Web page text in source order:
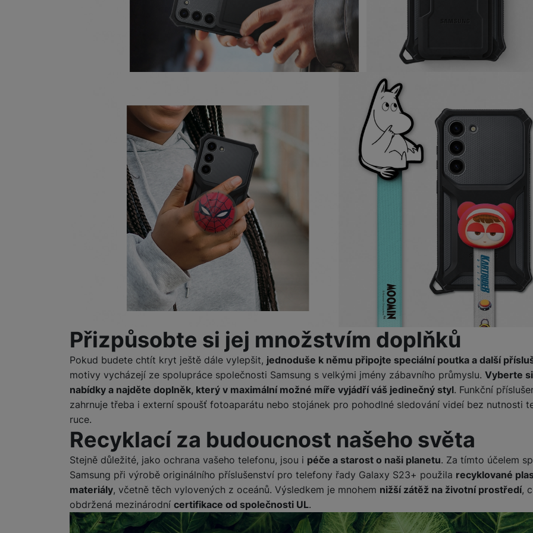
Marketingové cookies používáme my nebo naši partneři, abychom vám mohli zobrazit
na našich stránkách, tak na stránkách třetích stran.
Přizpůsobte si jej množstvím doplňků
Pokud budete chtít kryt ještě dále vylepšit, jednoduše k němu připojte speciální poutka a další
motivy vycházejí ze spolupráce společnosti Samsung s velkými jmény zábavního průmyslu. Vyberte
nabídky a najděte doplněk, který v maximální možné míře vyjádří váš jedinečný styl. Funkční
zahrnuje třeba i externí spoušť fotoaparátu nebo stojánek pro pohodlné sledování videí bez nutnosti
ruce.
Recyklací za budoucnost našeho světa
Stejně důležité, jako ochrana vašeho telefonu, jsou i péče a starost o naši planetu. Za tímto účelem
Samsung při výrobě originálního příslušenství pro telefony řady Galaxy S23+ použila recyklované
materiály, včetně těch vylovených z oceánů. Výsledkem je mnohem nižší zátěž na životní prostředí,
obdržená mezinárodní certifikace od společnosti UL.